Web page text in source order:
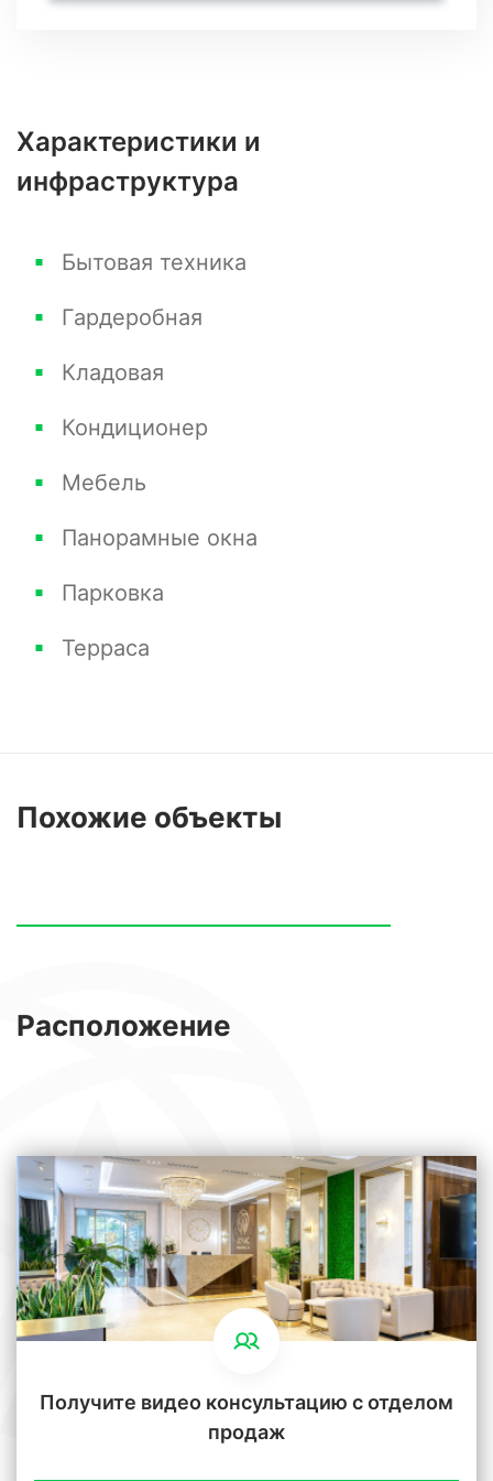
Характеристики и
инфраструктура
Бытовая техника
Гардеробная
Кладовая
Кондиционер
Мебель
Панорамные окна
Парковка
Терраса
Похожие объекты
Расположение
Получите видео консультацию с отделом
продаж